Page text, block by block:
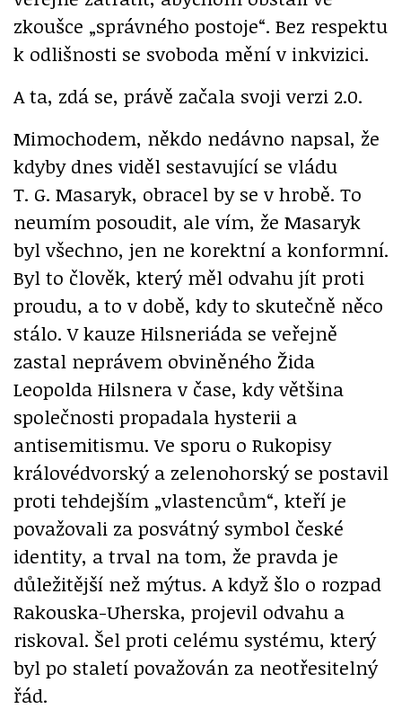
zkoušce „správného postoje“. Bez respektu
k odlišnosti se svoboda mění v inkvizici.
A ta, zdá se, právě začala svoji verzi 2.0.
Mimochodem, někdo nedávno napsal, že
kdyby dnes viděl sestavující se vládu
T. G. Masaryk, obracel by se v hrobě. To
neumím posoudit, ale vím, že Masaryk
byl všechno, jen ne korektní a konformní.
Byl to člověk, který měl odvahu jít proti
proudu, a to v době, kdy to skutečně něco
stálo. V kauze Hilsneriáda se veřejně
zastal neprávem obviněného Žida
Leopolda Hilsnera v čase, kdy většina
společnosti propadala hysterii a
antisemitismu. Ve sporu o Rukopisy
královédvorský a zelenohorský se postavil
proti tehdejším „vlastencům“, kteří je
považovali za posvátný symbol české
identity, a trval na tom, že pravda je
důležitější než mýtus. A když šlo o rozpad
Rakouska-Uherska, projevil odvahu a
riskoval. Šel proti celému systému, který
byl po staletí považován za neotřesitelný
řád.